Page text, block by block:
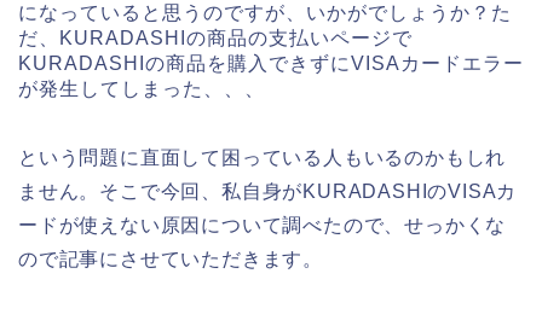
になっていると思うのですが、いかがでしょうか？た
だ、KURADASHIの商品の支払いページで
KURADASHIの商品を購入できずにVISAカードエラー
が発生してしまった、、、
という問題に直面して困っている人もいるのかもしれ
ません。そこで今回、私自身がKURADASHIのVISAカ
ードが使えない原因について調べたので、せっかくな
ので記事にさせていただきます。